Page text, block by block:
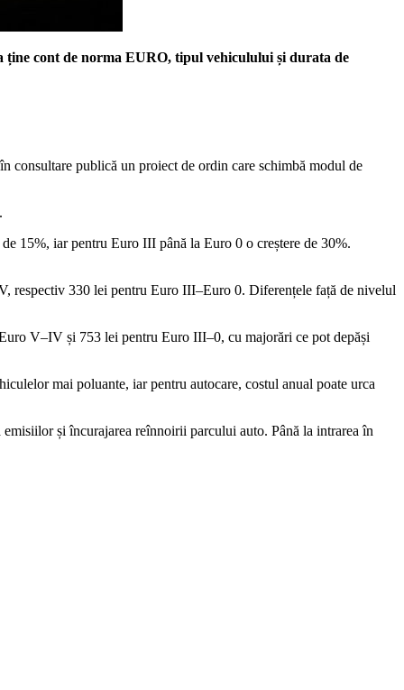
ține cont de norma EURO, tipul vehiculului și durata de
consultare publică un proiect de ordin care schimbă modul de
15%, iar pentru Euro III până la Euro 0 o creștere de 30%.
respectiv 330 lei pentru Euro III–Euro 0. Diferențele față de nivelul
V–IV și 753 lei pentru Euro III–0, cu majorări ce pot depăși
mai poluante, iar pentru autocare, costul anual poate urca
și încurajarea reînnoirii parcului auto. Până la intrarea în